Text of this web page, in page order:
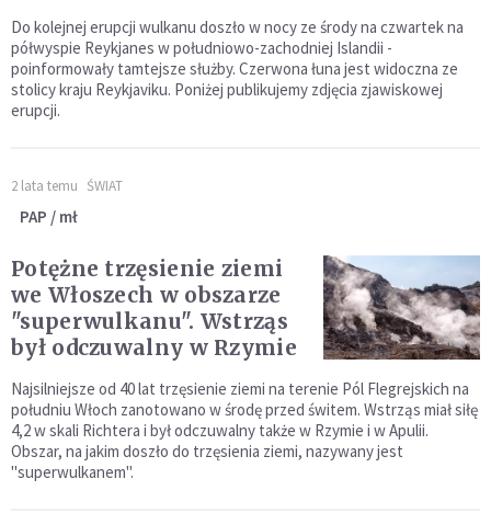
Do kolejnej erupcji wulkanu doszło w nocy ze środy na czwartek na
półwyspie Reykjanes w południowo-zachodniej Islandii -
poinformowały tamtejsze służby. Czerwona łuna jest widoczna ze
stolicy kraju Reykjaviku. Poniżej publikujemy zdjęcia zjawiskowej
erupcji.
2 lata temu ŚWIAT
PAP / mł
Potężne trzęsienie ziemi
we Włoszech w obszarze
"superwulkanu". Wstrząs
był odczuwalny w Rzymie
Najsilniejsze od 40 lat trzęsienie ziemi na terenie Pól Flegrejskich na
południu Włoch zanotowano w środę przed świtem. Wstrząs miał siłę
4,2 w skali Richtera i był odczuwalny także w Rzymie i w Apulii.
Obszar, na jakim doszło do trzęsienia ziemi, nazywany jest
"superwulkanem".